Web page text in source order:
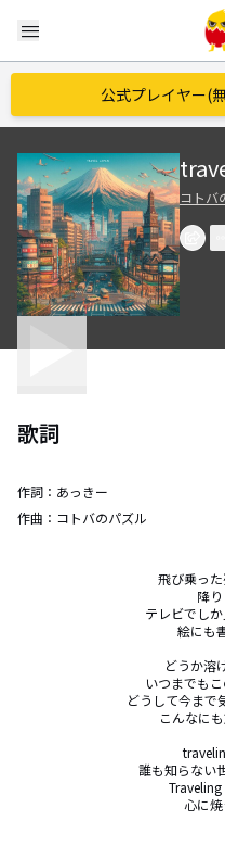
menu
公式プレイヤー(
コトバ
歌詞
作詞： あっきー
作曲： コトバのパズル
飛び乗っ
降
テレビでし
絵にも
どうか溶
いつまでも
どうして今まで
こんなに
誰も知らない
心に